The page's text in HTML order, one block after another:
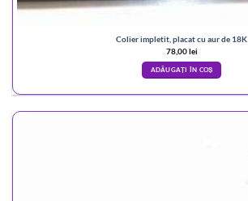
Colier impletit, placat cu aur de 18K
78,00lei
ADĂUGAȚI ÎN COȘ